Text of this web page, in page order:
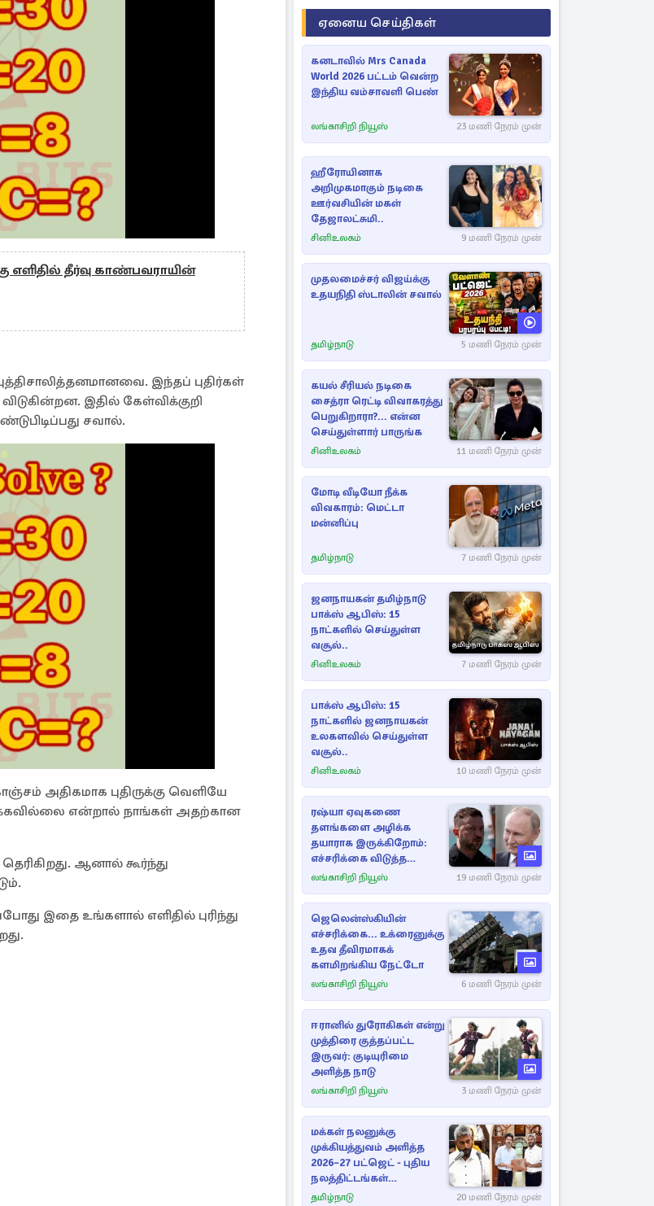
எளிதில் தீர்வு காண்பவராயின்
இந்தப் புதிர்கள்
இதில் கேள்விக்குறி
சவால்.
அதிகமாக புதிருக்கு வெளியே
என்றால் நாங்கள் அதற்கான
ஆனால் கூர்ந்து
இதை உங்களால் எளிதில் புரிந்து
ஏனைய செய்திகள்
கனடாவில் Mrs Canada
World 2026 பட்டம் வென்ற
இந்திய வம்சாவளி பெண்
லங்காசிறி நியூஸ் 23 மணி நேரம் முன்
ஹீரோயினாக
அறிமுகமாகும் நடிகை
ஊர்வசியின் மகள்
தேஜாலட்சுமி..
சினிஉலகம் 9 மணி நேரம் முன்
முதலமைச்சர் விஜய்க்கு
உதயநிதி ஸ்டாலின் சவால்
தமிழ்நாடு 5 மணி நேரம் முன்
கயல் சீரியல் நடிகை
சைத்ரா ரெட்டி விவாகரத்து
பெறுகிறாரா?... என்ன
செய்துள்ளார் பாருங்க
சினிஉலகம் 11 மணி நேரம் முன்
மோடி வீடியோ நீக்க
விவகாரம்: மெட்டா
மன்னிப்பு
தமிழ்நாடு 7 மணி நேரம் முன்
ஜனநாயகன் தமிழ்நாடு
பாக்ஸ் ஆபிஸ்: 15
நாட்களில் செய்துள்ள
வசூல்..
சினிஉலகம் 7 மணி நேரம் முன்
பாக்ஸ் ஆபிஸ்: 15
நாட்களில் ஜனநாயகன்
உலகளவில் செய்துள்ள
வசூல்..
சினிஉலகம் 10 மணி நேரம் முன்
ரஷ்யா ஏவுகணை
தளங்களை அழிக்க
தயாராக இருக்கிறோம்:
எச்சரிக்கை விடுத்த
ஜெலென்ஸ்கி
லங்காசிறி நியூஸ் 19 மணி நேரம் முன்
ஜெலென்ஸ்கியின்
எச்சரிக்கை... உக்ரைனுக்கு
உதவ தீவிரமாகக்
களமிறங்கிய நேட்டோ
லங்காசிறி நியூஸ் 6 மணி நேரம் முன்
ஈரானில் துரோகிகள் என்று
முத்திரை குத்தப்பட்ட
இருவர்: குடியுரிமை
அளித்த நாடு
லங்காசிறி நியூஸ் 3 மணி நேரம் முன்
மக்கள் நலனுக்கு
முக்கியத்துவம் அளித்த
2026–27 பட்ஜெட் - புதிய
நலத்திட்டங்கள்
என்னென்ன?
தமிழ்நாடு 20 மணி நேரம் முன்